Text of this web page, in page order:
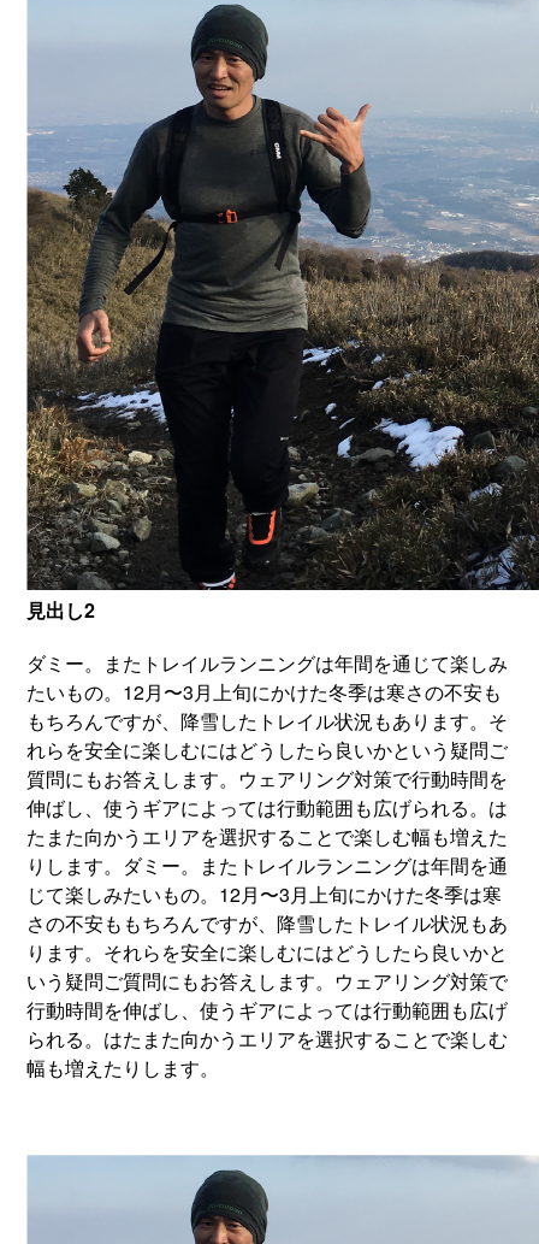
見出し2
ダミー。またトレイルランニングは年間を通じて楽しみ
たいもの。12月〜3月上旬にかけた冬季は寒さの不安も
もちろんですが、降雪したトレイル状況もあります。そ
れらを安全に楽しむにはどうしたら良いかという疑問ご
質問にもお答えします。ウェアリング対策で行動時間を
伸ばし、使うギアによっては行動範囲も広げられる。は
たまた向かうエリアを選択することで楽しむ幅も増えた
りします。ダミー。またトレイルランニングは年間を通
じて楽しみたいもの。12月〜3月上旬にかけた冬季は寒
さの不安ももちろんですが、降雪したトレイル状況もあ
ります。それらを安全に楽しむにはどうしたら良いかと
いう疑問ご質問にもお答えします。ウェアリング対策で
行動時間を伸ばし、使うギアによっては行動範囲も広げ
られる。はたまた向かうエリアを選択することで楽しむ
幅も増えたりします。